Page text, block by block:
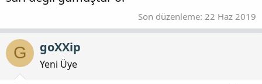
Son düzenleme: 22 Haz 2019
G goXXip
Yeni Üye